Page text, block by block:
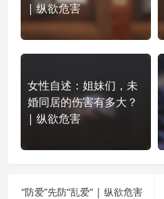
| 纵欲危害
女性自述：姐妹们，未
婚同居的伤害有多大？
| 纵欲危害
“防爱”先防“乱爱” | 纵欲危害